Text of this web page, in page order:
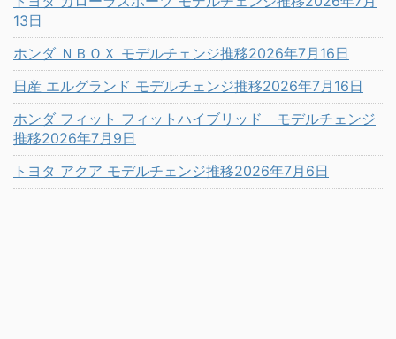
13日
ホンダ ＮＢＯＸ モデルチェンジ推移2026年7月16日
日産 エルグランド モデルチェンジ推移2026年7月16日
ホンダ フィット フィットハイブリッド モデルチェンジ
推移2026年7月9日
トヨタ アクア モデルチェンジ推移2026年7月6日